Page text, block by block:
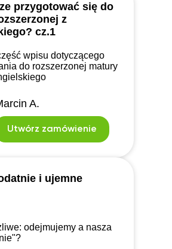
przygotować się do
z
cz.1
wpisu dotyczącego
do rozszerzonej matury
A.
Utwórz zamówienie
i ujemne
odejmujemy a nasza